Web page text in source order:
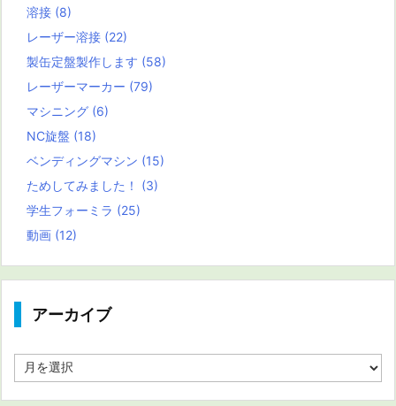
溶接 (8)
レーザー溶接 (22)
製缶定盤製作します (58)
レーザーマーカー (79)
マシニング (6)
NC旋盤 (18)
ベンディングマシン (15)
ためしてみました！ (3)
学生フォーミラ (25)
動画 (12)
アーカイブ
ー